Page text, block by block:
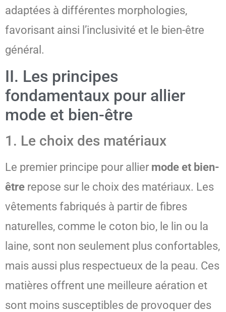
adaptées à différentes morphologies,
favorisant ainsi l’inclusivité et le bien-être
général.
II. Les principes
fondamentaux pour allier
mode et bien-être
1. Le choix des matériaux
Le premier principe pour allier mode et bien-
être repose sur le choix des matériaux. Les
vêtements fabriqués à partir de fibres
naturelles, comme le coton bio, le lin ou la
laine, sont non seulement plus confortables,
mais aussi plus respectueux de la peau. Ces
matières offrent une meilleure aération et
sont moins susceptibles de provoquer des